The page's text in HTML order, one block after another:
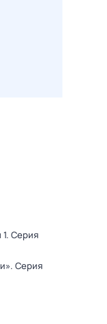
. Серия
. Серия